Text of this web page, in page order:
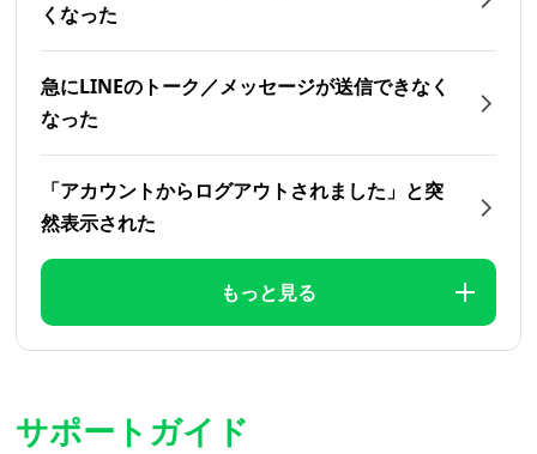
くなった
急にLINEのトーク／メッセージが送信できなく
なった
「アカウントからログアウトされました」と突
然表示された
もっと見る
サポートガイド